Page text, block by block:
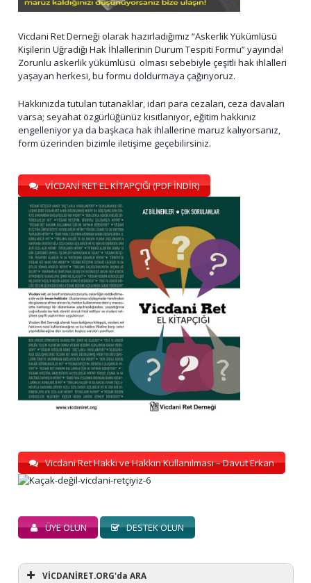
Vicdani Ret Derneği olarak hazırladığımız “Askerlik Yükümlüsü
Kişilerin Uğradığı Hak İhlallerinin Durum Tespiti Formu” yayında!
Zorunlu askerlik yükümlüsü olması sebebiyle çeşitli hak ihlalleri
yaşayan herkesi, bu formu doldurmaya çağırıyoruz.
Hakkınızda tutulan tutanaklar, idari para cezaları, ceza davaları
varsa; seyahat özgürlüğünüz kısıtlanıyor, eğitim hakkınız
engelleniyor ya da başkaca hak ihlallerine maruz kalıyorsanız,
form üzerinden bizimle iletişime geçebilirsiniz.
VİCDANİ RET EL KİTAPÇIĞI (PDF İNDİR)
Vicdani Ret Hakkı ve Hakkın Kullanılması – Davut Erkan
ÜYE OLUN DESTEK OLUN
VİCDANİRET.ORG'da ARA